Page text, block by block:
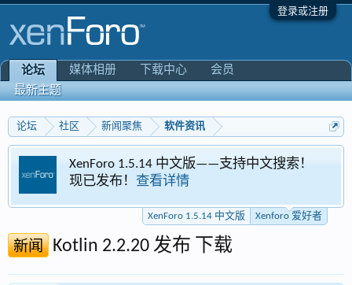
登录或注册
论坛 社区 新闻聚焦 软件资讯
1.5.14 中文版——支持中文搜索！
查看详情
Xenforo 爱
XenForo 1.5.14 中文版 Xenforo 爱好者
新闻 Kotlin 2.2.20 发布 下载
论坛
最新主题
媒体相册 下载中心 会员